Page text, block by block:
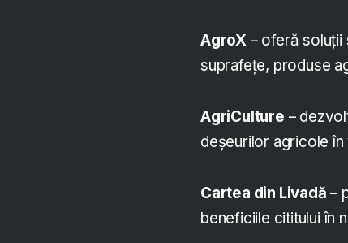
AgroX – oferă soluții
suprafețe, produse
AgriCulture –
deșeurilor agricole
Cartea din Livadă –
beneficiile cititului în